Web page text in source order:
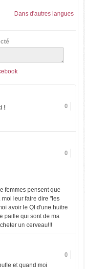
Dans d'autres langues
0
!
0
femmes pensent que
moi leur faire dire "les
avoir le QI d'une huitre
paille qui sont de ma
un cerveau!!!
0
et quand moi